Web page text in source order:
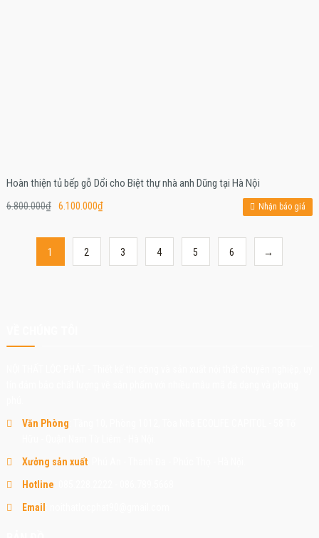
Hoàn thiện tủ bếp gỗ Dổi cho Biệt thự nhà anh Dũng tại Hà Nội
6.800.000₫ 6.100.000₫ Nhận báo giá
1 2 3 4 5 6 →
Văn Phòng
Xưởng sản xuất: Phú An - Thanh Đa - Phúc Thọ - Hà Nội.
Hotline
Email